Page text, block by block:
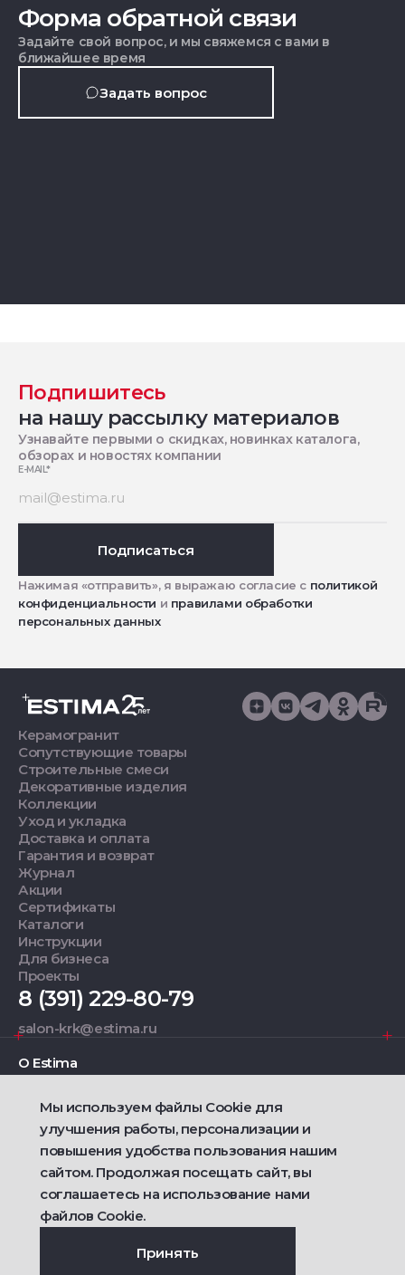
Форма обратной связи
Задайте свой вопрос, и мы свяжемся с вами в
ближайшее время
Задать вопрос
Подпишитесь
на нашу рассылку материалов
Узнавайте первыми о скидках, новинках каталога,
обзорах и новостях компании
E-MAIL*
Подписаться
Нажимая «отправить», я выражаю согласие с политикой
конфиденциальности и правилами обработки
персональных данных
Керамогранит
Сопутствующие товары
Строительные смеси
Декоративные изделия
Коллекции
Уход и укладка
Доставка и оплата
Гарантия и возврат
Журнал
Акции
Сертификаты
Каталоги
Инструкции
Для бизнеса
Проекты
8 (391) 229-80-79
salon-krk@estima.ru
О Estima
Дизайнерам
Фирменные салоны
2021 — 2026 © Estima
Политика конфиденциальности
Ametist IT
Мы используем файлы Cookie для
улучшения работы, персонализации и
повышения удобства пользования нашим
сайтом. Продолжая посещать сайт, вы
соглашаетесь на использование нами
файлов Cookie.
Принять